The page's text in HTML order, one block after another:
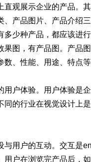
直观展示企业的产品。
、产品图片、产品介绍
多少种产品，都应该进
果图，有产品图。产品
数、性能、用途、特点
用户体验。用户体验是
同的行业在视觉设计上
与用户的互动。交互是
用户在浏览完产品后，